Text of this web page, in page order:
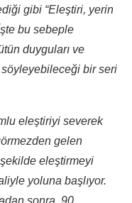
gibi “Eleştiri, yerin
bu sebeple
duyguları ve
bir seri
eleştiriyi severek
gelen
eleştirmeyi
yoluna başlıyor.
sonra, 90.